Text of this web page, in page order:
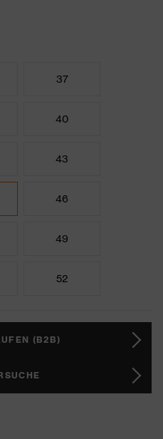
37
40
43
46
49
52
(B2B)